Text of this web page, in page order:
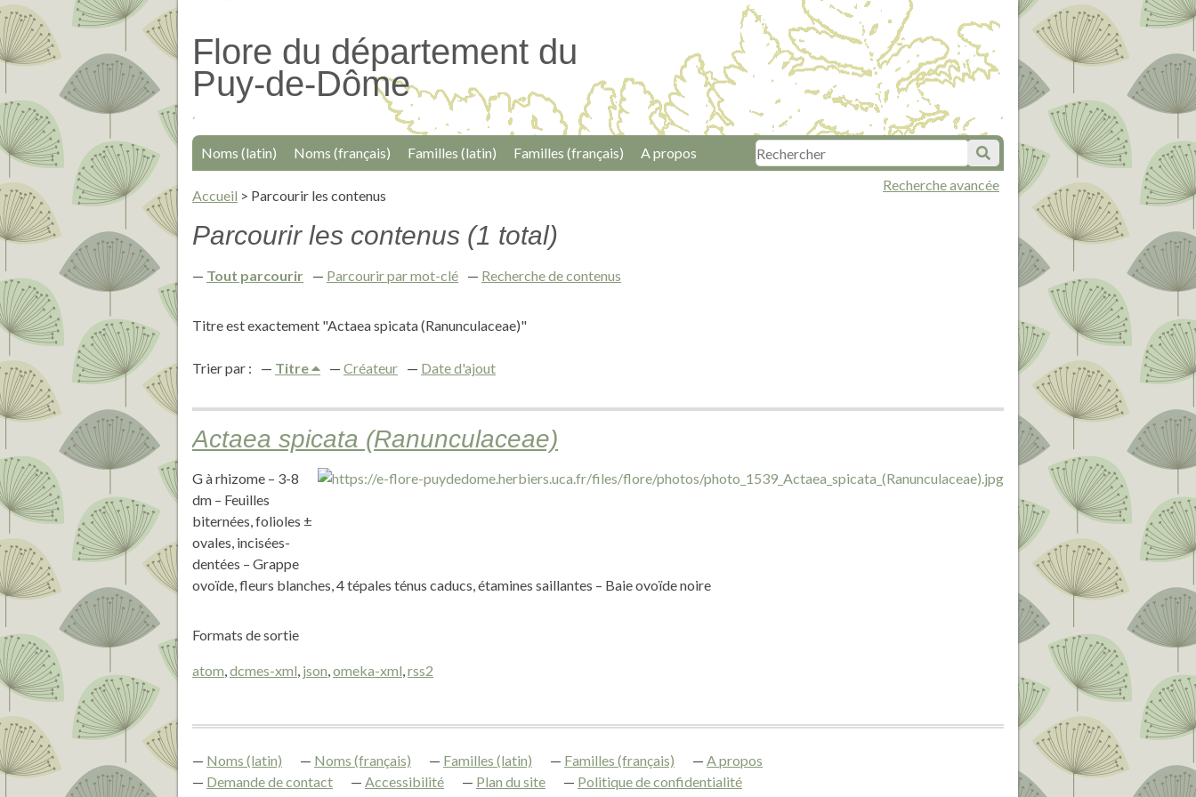
Passer
au
contenu
Flore du département du
Puy-de-Dôme
Recherche avancée
Noms (latin) Noms (français) Familles (latin) Familles (français) A propos
Accueil > Parcourir les contenus
Parcourir les contenus (1 total)
Tout parcourir Parcourir par mot-clé Recherche de contenus
Titre est exactement "Actaea spicata (Ranunculaceae)"
Trier par : Titre Créateur Date d'ajout
Actaea spicata (Ranunculaceae)
G à rhizome – 3-8
dm – Feuilles
biternées, folioles ±
ovales, incisées-
dentées – Grappe
ovoïde, fleurs blanches, 4 tépales ténus caducs, étamines saillantes – Baie ovoïde noire
Formats de sortie
atom,dcmes-xml, json,omeka-xml,rss2
Noms (latin) Noms (français) Familles (latin) Familles (français)
A propos
Demande de contact
Accessibilité Plan du site Politique de confidentialité